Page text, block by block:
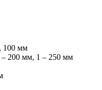
100 мм
– 200 мм, 1 – 250 мм